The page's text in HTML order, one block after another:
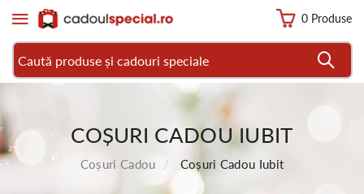
0 Produse
COȘURI CADOU IUBIT
Coșuri Cadou Coșuri Cadou Iubit